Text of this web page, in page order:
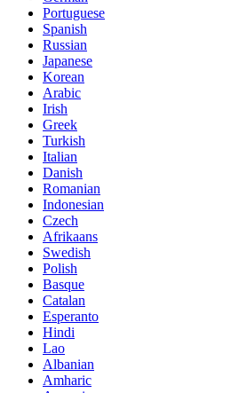
Portuguese
Spanish
Russian
Japanese
Korean
Arabic
Irish
Greek
Turkish
Italian
Danish
Romanian
Indonesian
Czech
Afrikaans
Swedish
Polish
Basque
Catalan
Esperanto
Hindi
Lao
Albanian
Amharic